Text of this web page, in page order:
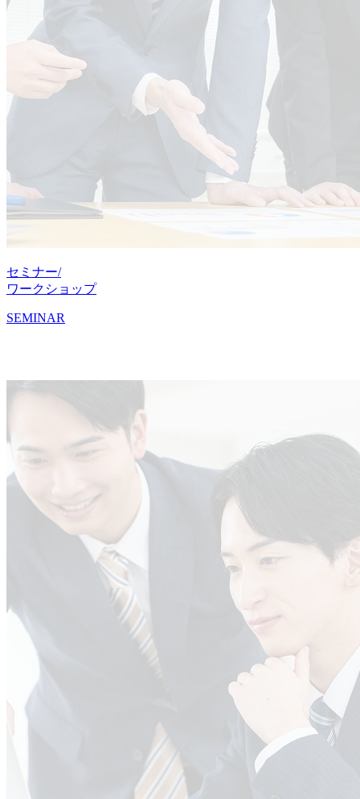
セミナー/
ワークショップ
SEMINAR